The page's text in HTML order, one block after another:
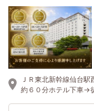
ＪＲ東北新幹線仙台
約６０分ホテル下車→